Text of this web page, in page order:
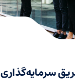
سرمایه‌گذاری